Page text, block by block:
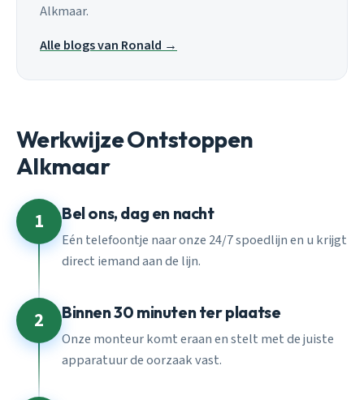
Alkmaar.
Alle blogs van Ronald →
Werkwijze Ontstoppen
Alkmaar
1 Bel ons, dag en nacht
Eén telefoontje naar onze 24/7 spoedlijn en u krijgt
direct iemand aan de lijn.
2 Binnen 30 minuten ter plaatse
Onze monteur komt eraan en stelt met de juiste
apparatuur de oorzaak vast.